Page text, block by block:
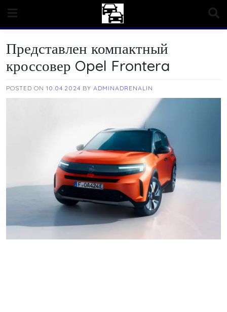
content
Представлен компактный
кроссовер Opel Frontera
POSTED ON 10.04.2024 BY ADMINADRENALIN